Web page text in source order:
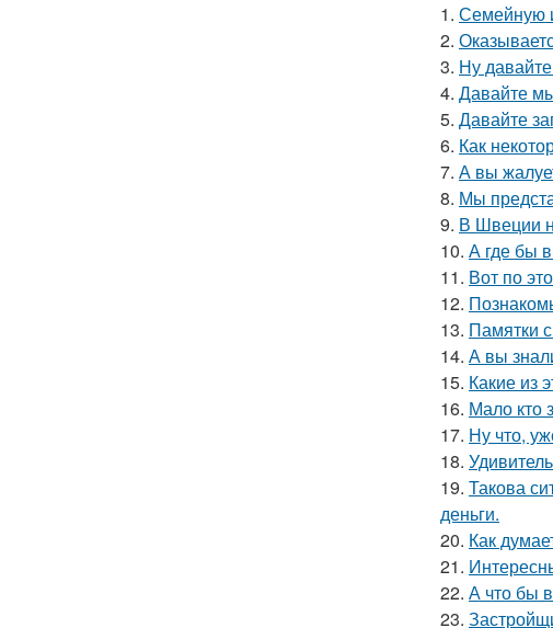
1. Семейную
2.
3. Ну
4. Давайте
5. Давайте
6. Как
7. А вы
8. Мы
9. В Швеции
10. А где бы
11. Вот по
12.
13. Памятки
14. А вы
15. Какие из
16. Мало кто
17. Ну что,
18.
19. Такова
деньги.
20. Как
21.
22. А что бы
23.